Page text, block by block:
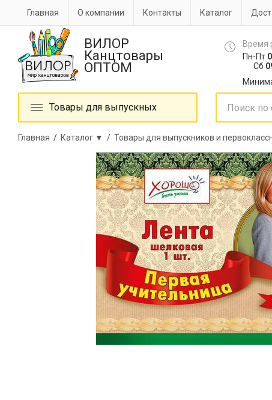
Главная О компании Контакты Каталог
ВИЛОР
Канцтовары
ОПТОМ
Время
Пн-Пт
Сб
Товары для выпускных
Главная / Каталог ▼ / Товары для выпускников и